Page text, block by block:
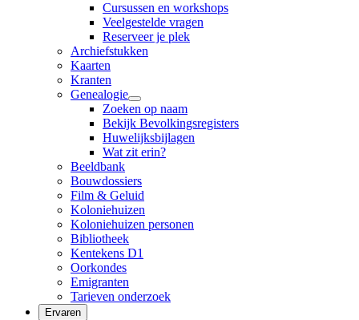
Cursussen en workshops
Veelgestelde vragen
Reserveer je plek
Archiefstukken
Kaarten
Kranten
Genealogie
Zoeken op naam
Bekijk Bevolkingsregisters
Huwelijksbijlagen
Wat zit erin?
Beeldbank
Bouwdossiers
Film & Geluid
Koloniehuizen
Koloniehuizen personen
Bibliotheek
Kentekens D1
Oorkondes
Emigranten
Tarieven onderzoek
Ervaren